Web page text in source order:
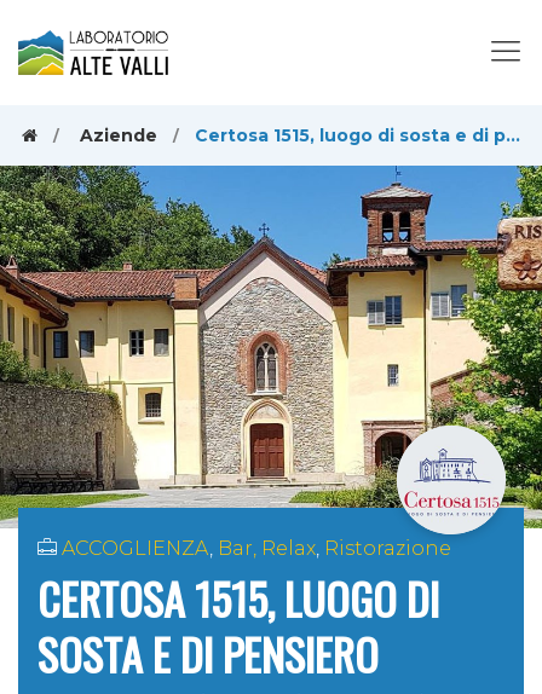
Aziende Certosa 1515, luogo di sosta e di pensiero
ACCOGLIENZA Bar, Relax Ristorazione
CERTOSA 1515, LUOGO DI
SOSTA E DI PENSIERO